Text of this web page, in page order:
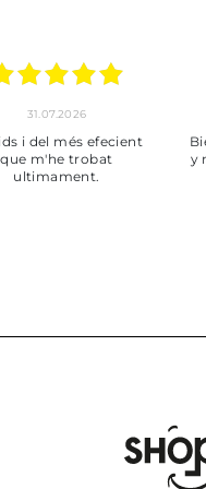
30.06.2026
Tot perfecte